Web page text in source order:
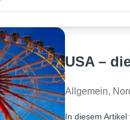
USA –
Allgemein,
In diesem